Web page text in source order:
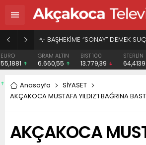
BAŞHEKİME “SONAY” DEMEK
EURO
55,1881
GRAM ALTIN
6.660,55
BIST 100
13.779,39
STERLİN
64,4139
Anasayfa
SİYASET
AKÇAKOCA MUSTAFA YILDIZ’I BAĞRINA
AKÇAKOCA